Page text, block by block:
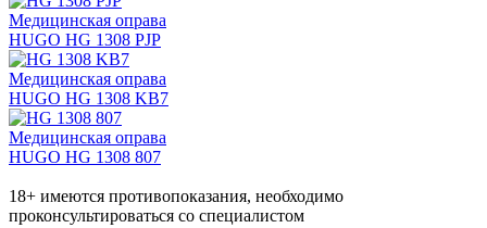
Медицинская оправа
HUGO HG 1308 PJP
Медицинская оправа
HUGO HG 1308 KB7
Медицинская оправа
HUGO HG 1308 807
18+ имеются противопоказания, необходимо
проконсультироваться со специалистом